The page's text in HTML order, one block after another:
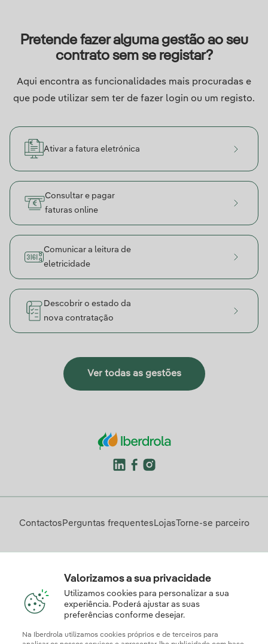
Pretende fazer alguma gestão ao seu
contrato sem se registar?
Aqui encontra as funcionalidades mais procuradas e
que pode utilizar sem ter de fazer login ou um registo.
Ativar a fatura eletrónica
Consultar e pagar
faturas online
Comunicar a leitura de
eletricidade
Descobrir o estado da
nova contratação
Ver todas as gestões
Contactos Perguntas frequentes LojasTorne-se parceiro
Valorizamos a sua privacidade
Utilizamos cookies para personalizar a sua
experiência. Poderá ajustar as suas
preferências conforme desejar.
Na Iberdrola utilizamos cookies próprios e de terceiros para